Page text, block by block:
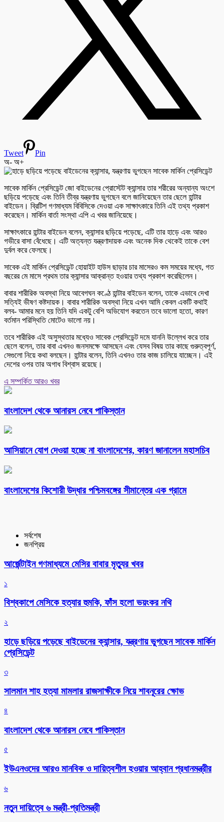
Tweet
Pin
অ- অ+
সাবেক মার্কিন প্রেসিডেন্ট জো বাইডেনের প্রোস্টেট ক্যান্সার তার শরীরের অন্যান্য অংশে
ছড়িয়ে পড়েছে এবং তিনি তীব্র যন্ত্রণায় ভুগছেন বলে জানিয়েছেন তার ছেলে হান্টার
বাইডেন। ব্রিটিশ গণমাধ্যম বিবিসিকে দেওয়া এক সাক্ষাৎকারে তিনি এই তথ্য প্রকাশ
করেছেন। মার্কিন বার্তা সংস্থা এপি এ খবর জানিয়েছে।
সাক্ষাৎকারে হান্টার বাইডেন বলেন, ক্যান্সার ছড়িয়ে পড়েছে, এটি তার হাড়ে এবং আরও
গভীরে বাসা বেঁধেছে। এটি অত্যন্ত যন্ত্রণাদায়ক এবং অনেক দিক থেকেই তাকে বেশ
দুর্বল করে ফেলছে।
সাবেক এই মার্কিন প্রেসিডেন্ট হোয়াইট হাউস ছাড়ার চার মাসেরও কম সময়ের মধ্যে, গত
বছরের মে মাসে প্রথম তার ক্যান্সার আক্রান্ত হওয়ার তথ্য প্রকাশ করেছিলেন।
বাবার শারীরিক অবস্থা নিয়ে আবেগঘন কণ্ঠে হান্টার বাইডেন বলেন, তাকে এভাবে দেখা
সত্যিই ভীষণ কষ্টদায়ক। বাবার শারীরিক অবস্থা নিয়ে এখন আমি কেবল একটি কথাই
বলব- আমার মনে হয় তিনি যদি একটু বেশি অভিযোগ করতেন তবে ভালো হতো, কারণ
বর্তমান পরিস্থিতি মোটেও ভালো নয়।
তবে শারীরিক এই অসুস্থতার মধ্যেও সাবেক প্রেসিডেন্ট দমে যাননি উল্লেখ করে তার
ছেলে বলেন, তার বাবা এখনও জনসমক্ষে আসছেন এবং যেসব বিষয় তার কাছে গুরুত্বপূর্ণ,
সেগুলো নিয়ে কথা বলছেন। হান্টার বলেন, তিনি এখনও তার কাজ চালিয়ে যাচ্ছেন। এই
দেশের ওপর তার অগাধ বিশ্বাস রয়েছে।
এ সম্পর্কিত আরও খবর
বাংলাদেশ থেকে আনারস নেবে পাকিস্তান
আসিয়ানে যোগ দেওয়া হচ্ছে না বাংলাদেশের, কারণ জানালেন মহাসচিব
বাংলাদেশের কিশোরী উদ্ধার পশ্চিমবঙ্গের সীমান্তের এক গ্রামে
সর্বশেষ
জনপ্রিয়
আর্জেন্টাইন গণমাধ্যমে মেসির বাবার মৃত্যুর খবর
১
বিশ্বকাপে মেসিকে হত্যার হুমকি, ফাঁস হলো ভয়ংকর নথি
২
হাড়ে ছড়িয়ে পড়েছে বাইডেনের ক্যান্সার, যন্ত্রণায় ভুগছেন সাবেক মার্কিন
প্রেসিডেন্ট
৩
সালমান শাহ হত্যা মামলার রাজসাক্ষীকে নিয়ে শাবনূরের ক্ষোভ
৪
বাংলাদেশ থেকে আনারস নেবে পাকিস্তান
৫
ইউএনওদের আরও মানবিক ও দায়িত্বশীল হওয়ার আহ্বান প্রধানমন্ত্রীর
৬
নতুন দায়িত্বে ৬ মন্ত্রী-প্রতিমন্ত্রী